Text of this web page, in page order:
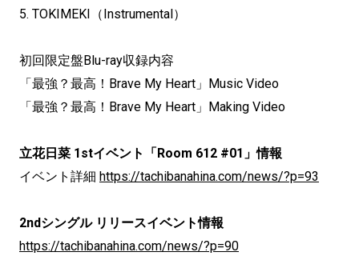
5. TOKIMEKI（Instrumental）
初回限定盤Blu-ray収録内容
「最強？最高！Brave My Heart」Music Video
「最強？最高！Brave My Heart」Making Video
立花日菜 1stイベント「Room 612 #01」情報
イベント詳細 https://tachibanahina.com/news/?p=93
2ndシングル リリースイベント情報
https://tachibanahina.com/news/?p=90